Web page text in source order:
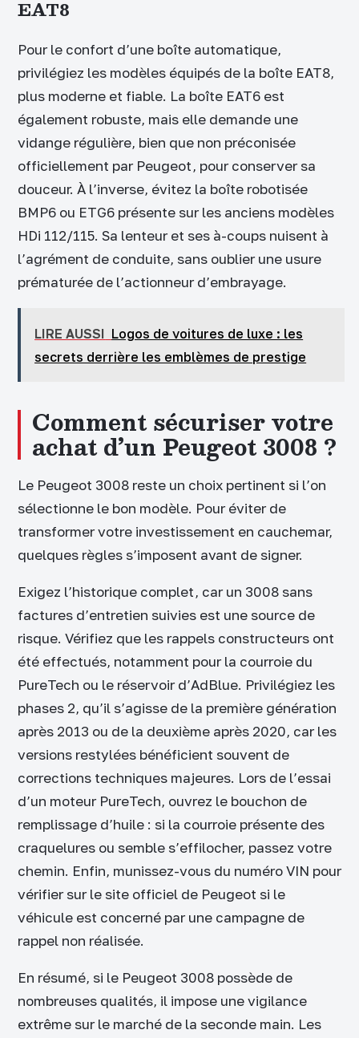
EAT8
Pour le confort d’une boîte automatique,
privilégiez les modèles équipés de la boîte EAT8,
plus moderne et fiable. La boîte EAT6 est
également robuste, mais elle demande une
vidange régulière, bien que non préconisée
officiellement par Peugeot, pour conserver sa
douceur. À l’inverse, évitez la boîte robotisée
BMP6 ou ETG6 présente sur les anciens modèles
HDi 112/115. Sa lenteur et ses à-coups nuisent à
l’agrément de conduite, sans oublier une usure
prématurée de l’actionneur d’embrayage.
LIRE AUSSI Logos de voitures de luxe : les
secrets derrière les emblèmes de prestige
Comment sécuriser votre
achat d’un Peugeot 3008 ?
Le Peugeot 3008 reste un choix pertinent si l’on
sélectionne le bon modèle. Pour éviter de
transformer votre investissement en cauchemar,
quelques règles s’imposent avant de signer.
Exigez l’historique complet, car un 3008 sans
factures d’entretien suivies est une source de
risque. Vérifiez que les rappels constructeurs ont
été effectués, notamment pour la courroie du
PureTech ou le réservoir d’AdBlue. Privilégiez les
phases 2, qu’il s’agisse de la première génération
après 2013 ou de la deuxième après 2020, car les
versions restylées bénéficient souvent de
corrections techniques majeures. Lors de l’essai
d’un moteur PureTech, ouvrez le bouchon de
remplissage d’huile : si la courroie présente des
craquelures ou semble s’effilocher, passez votre
chemin. Enfin, munissez-vous du numéro VIN pour
vérifier sur le site officiel de Peugeot si le
véhicule est concerné par une campagne de
rappel non réalisée.
En résumé, si le Peugeot 3008 possède de
nombreuses qualités, il impose une vigilance
extrême sur le marché de la seconde main. Les